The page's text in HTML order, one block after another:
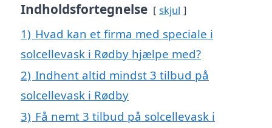
Indholdsfortegnelse skjul
1) Hvad kan et firma med speciale i
solcellevask i Rødby hjælpe med?
2) Indhent altid mindst 3 tilbud på
solcellevask i Rødby
3) Få nemt 3 tilbud på solcellevask i